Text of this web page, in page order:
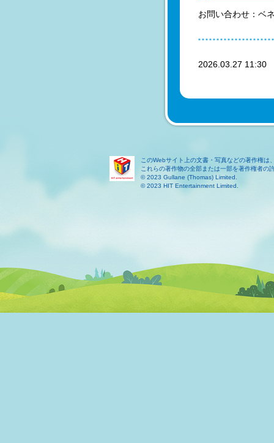
お問い合わせ：ベ
2026.03.27
このWebサイト上の文書・写真などの著作権は
これらの著作物の全部または一部を著作権者の
© 2023 Gullane (Thomas) Limited.
© 2023 HIT Entertainment Limited.